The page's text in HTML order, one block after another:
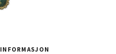
INFORMASJON